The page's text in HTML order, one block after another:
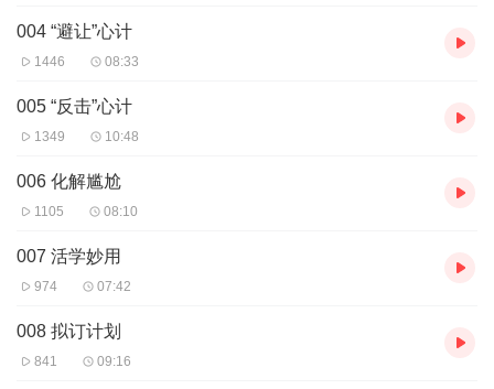
004 “避让”心计
1446 08:33
005 “反击”心计
1349 10:48
006 化解尴尬
1105 08:10
007 活学妙用
974 07:42
008 拟订计划
841 09:16